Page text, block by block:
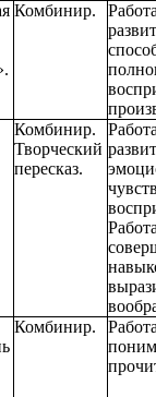
Комбинир.
Комбинир.
Творческий
пересказ.
Комбинир.